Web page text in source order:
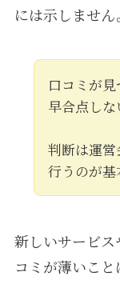
には示しません。
口コミが
早合点しな
判断は運
行うのが基
新しいサービ
コミが薄いこと